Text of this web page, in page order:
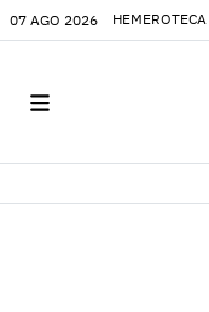
07 AGO 2026 HEMEROTECA